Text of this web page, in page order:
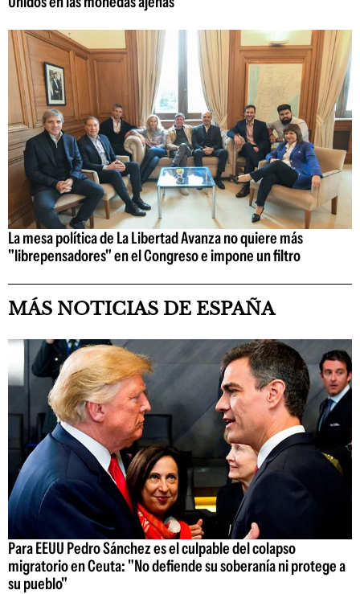
La mesa política de La Libertad Avanza no quiere más
"librepensadores" en el Congreso e impone un filtro
MÁS NOTICIAS DE ESPAÑA
Para EEUU Pedro Sánchez es el culpable del colapso
migratorio en Ceuta: "No defiende su soberanía ni protege a
su pueblo"